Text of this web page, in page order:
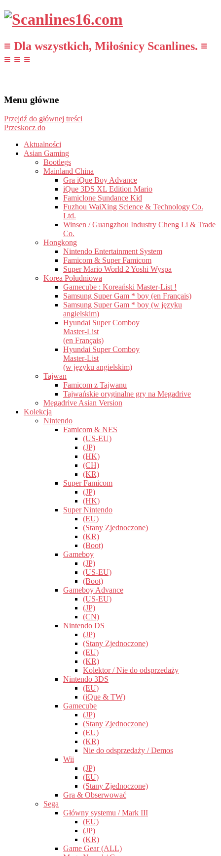
≡ Dla wszystkich, Miłośnicy Scanlines. ≡
≡ ≡ ≡
Menu główne
Przejdź do głównej treści
Przeskocz do
Aktualności
Asian Gaming
Bootlegs
Mainland China
Gra iQue Boy Advance
iQue 3DS XL Edition Mario
Famiclone Sundance Kid
Fuzhou WaiXing Science & Technology Co.
Ltd.
Winsen / Guangzhou Industry Cheng Li & Trade
Co.
Hongkong
Nintendo Entertainment System
Famicom & Super Famicom
Super Mario World 2 Yoshi Wyspa
Korea Południowa
Gamecube : Koreański Master-List !
Samsung Super Gam * boy (en Français)
Samsung Super Gam * boy (w języku
angielskim)
Hyundai Super Comboy
Master-List
(en Français)
Hyundai Super Comboy
Master-List
(w języku angielskim)
Tajwan
Famicom z Tajwanu
Tajwańskie oryginalne gry na Megadrive
Megadrive Asian Version
Kolekcja
Nintendo
Famicom & NES
(US-EU)
(JP)
(HK)
(CH)
(KR)
Super Famicom
(JP)
(HK)
Super Nintendo
(EU)
(Stany Zjednoczone)
(KR)
(Boot)
Gameboy
(JP)
(US-EU)
(Boot)
Gameboy Advance
(US-EU)
(JP)
(CN)
Nintendo DS
(JP)
(Stany Zjednoczone)
(EU)
(KR)
Kolektor / Nie do odsprzedaży
Nintendo 3DS
(EU)
(iQue & TW)
Gamecube
(JP)
(Stany Zjednoczone)
(EU)
(KR)
Nie do odsprzedaży / Demos
Wii
(JP)
(EU)
(Stany Zjednoczone)
Gra & Obserwować
Sega
Główny systemu / Mark III
(EU)
(JP)
(KR)
Game Gear (ALL)